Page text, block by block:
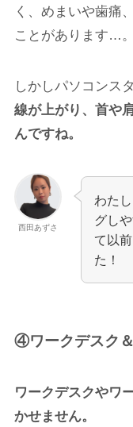
く、めまいや歯痛
ことがあります…。
しかしパソコンス
線が上がり、首や
んですね。
西田あずさ
わた
グし
て以
た！
④ワークデスク
ワークデスクやワ
かせません。